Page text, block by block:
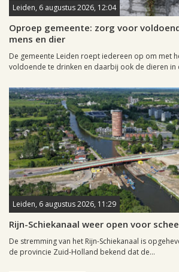
Leiden, 6 augustus 2026, 12:04
Oproep gemeente: zorg voor
mens en dier
De gemeente Leiden roept iedereen op om met
voldoende te drinken en daarbij ook de dieren in
Leiden, 6 augustus 2026, 11:29
Rijn-Schiekanaal weer open voor
De stremming van het Rijn-Schiekanaal is
de provincie Zuid-Holland bekend dat de...